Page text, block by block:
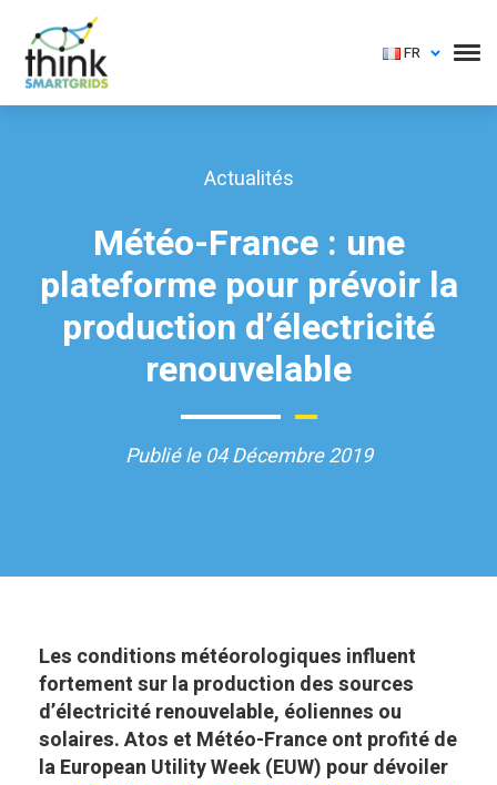
FR
Actualités
Météo-France : une
plateforme pour prévoir la
production d’électricité
renouvelable
Publié le 04 Décembre 2019
Les conditions météorologiques influent
fortement sur la production des sources
d’électricité renouvelable, éoliennes ou
solaires. Atos et Météo-France ont profité de
la European Utility Week (EUW) pour dévoiler